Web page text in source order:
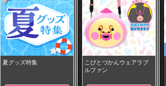
夏グッズ特集
こびとづかんウェアラブ
ルファン